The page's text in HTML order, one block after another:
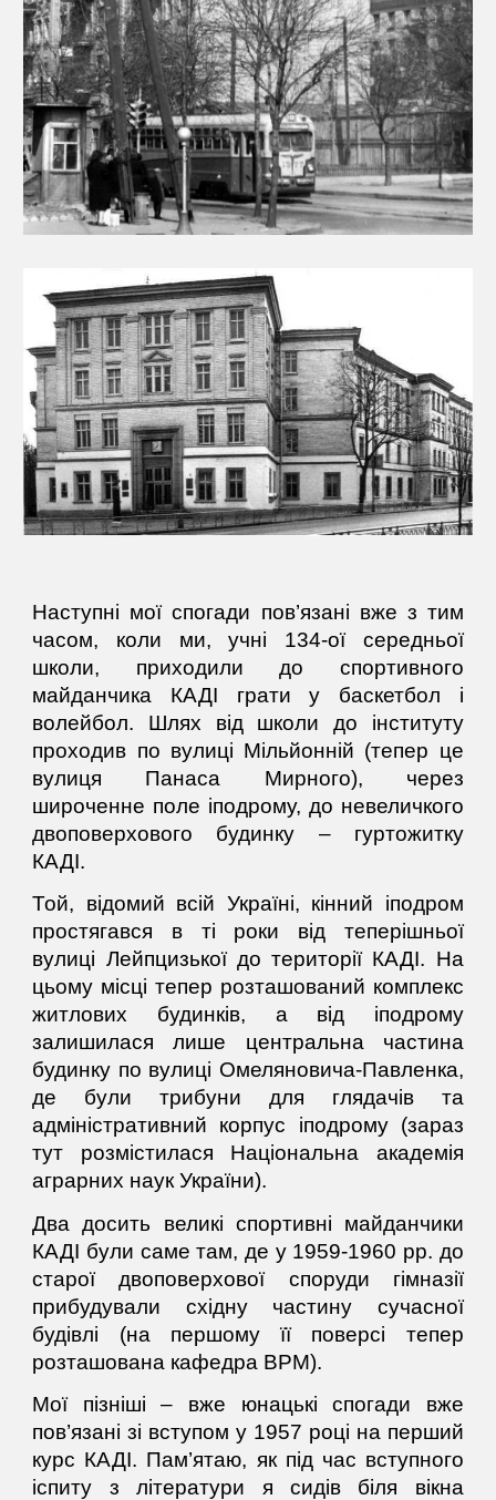
Наступні мої спогади пов’язані вже з тим
часом, коли ми, учні 134-ої середньої
школи, приходили до спортивного
майданчика КАДІ грати у баскетбол і
волейбол. Шлях від школи до інституту
проходив по вулиці Мільйонній (тепер це
вулиця Панаса Мирного), через
широченне поле іподрому, до невеличкого
двоповерхового будинку – гуртожитку
КАДІ.
Той, відомий всій Україні, кінний іподром
простягався в ті роки від теперішньої
вулиці Лейпцизької до території КАДІ. На
цьому місці тепер розташований комплекс
житлових будинків, а від іподрому
залишилася лише центральна частина
будинку по вулиці Омеляновича-Павленка,
де були трибуни для глядачів та
адміністративний корпус іподрому (зараз
тут розмістилася Національна академія
аграрних наук України).
Два досить великі спортивні майданчики
КАДІ були саме там, де у 1959-1960 рр. до
старої двоповерхової споруди гімназії
прибудували східну частину сучасної
будівлі (на першому її поверсі тепер
розташована кафедра ВРМ).
Мої пізніші – вже юнацькі спогади вже
пов’язані зі вступом у 1957 році на перший
курс КАДІ. Пам’ятаю, як під час вступного
іспиту з літератури я сидів біля вікна